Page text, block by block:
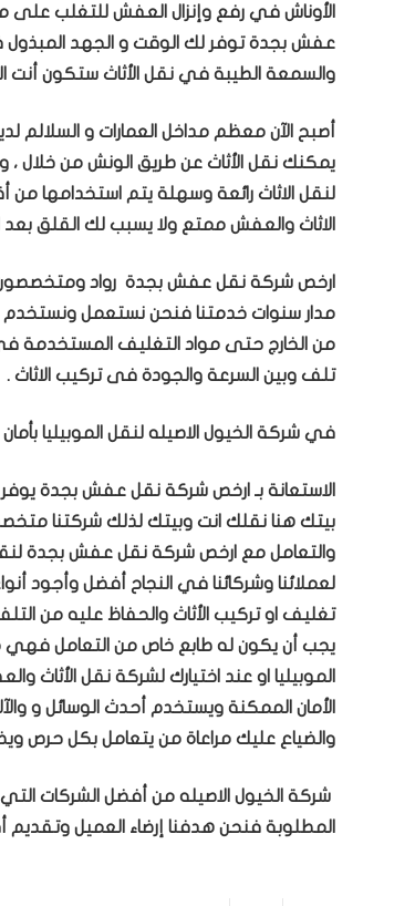
الأوناش في رفع وإنزال العفش للتغلب
عفش بجدة توفر لك الوقت و الجهد المبذول
والسمعة الطيبة في نقل الأثاث ستكون أنت
أصبح الآن معظم مداخل العمارات و السلالم
يمكنك نقل الأثاث عن طريق الونش من خلال ،
لنقل الاثاث رائعة وسهلة يتم استخدامها
الاثاث والعفش ممتع ولا يسبب لك القلق بعد
ارخص شركة نقل عفش بجدة رواد ومتخصصون
مدار سنوات خدمتنا فنحن نستعمل ونستخدم
من الخارج حتى مواد التغليف المستخدمة في
تلف وبين السرعة والجودة فى تركيب الاثاث .
في شركة الخيول الاصيله لنقل الموبيليا بأمان
الاستعانة بـ ارخص شركة نقل عفش بجدة
بيتك هنا نقلك انت وبيتك لذلك شركتنا
والتعامل مع ارخص شركة نقل عفش بجدة
لعملائنا وشركائنا في النجاح أفضل وأجود
تغليف او تركيب الأثاث والحفاظ عليه من
يجب أن يكون له طابع خاص من التعامل فهي
الموبيليا او عند اختيارك لشركة نقل
الأمان الممكنة ويستخدم أحدث الوسائل و
والضياع عليك مراعاة من يتعامل بكل حرص
شركة الخيول الاصيله من أفضل الشركات
المطلوبة فنحن هدفنا إرضاء العميل وتقديم أفضل الخدمات